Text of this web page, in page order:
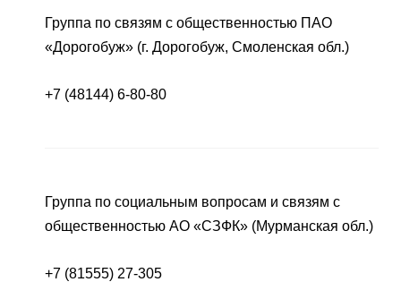
Группа по связям с общественностью ПАО
«Дорогобуж» (г. Дорогобуж, Смоленская обл.)
+7 (48144) 6-80-80
Группа по социальным вопросам и связям с
общественностью АО «СЗФК» (Мурманская обл.)
+7 (81555) 27-305